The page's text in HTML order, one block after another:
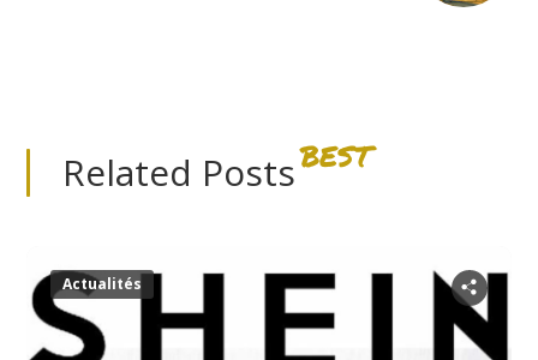
Related PostsBEST
Actualités